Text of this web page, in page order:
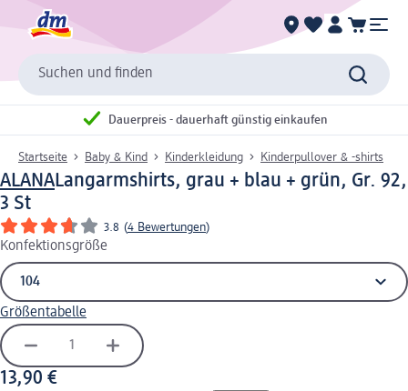
Suchen und finden
Dauerpreis - dauerhaft günstig einkaufen
Startseite Baby & Kind Kinderkleidung Kinderpullover & -shirts
ALANALangarmshirts, grau + blau + grün, Gr. 92,
3 St
3.8 (4 Bewertungen)
Konfektionsgröße
Größentabelle
13,90 €